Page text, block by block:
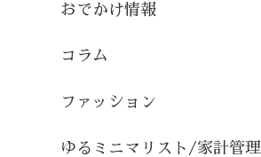
おでかけ情報
コラム
ファッション
ゆるミニマリスト/家計管理